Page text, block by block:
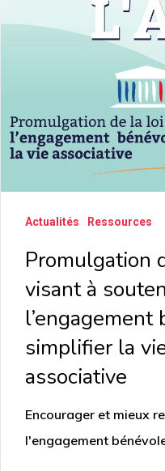
de
soutenir
simplifier
associative
Actualités Ressources
Promulgation
visant à
l’engagement
simplifier la
associative
Encourager et mieux
l'engagement